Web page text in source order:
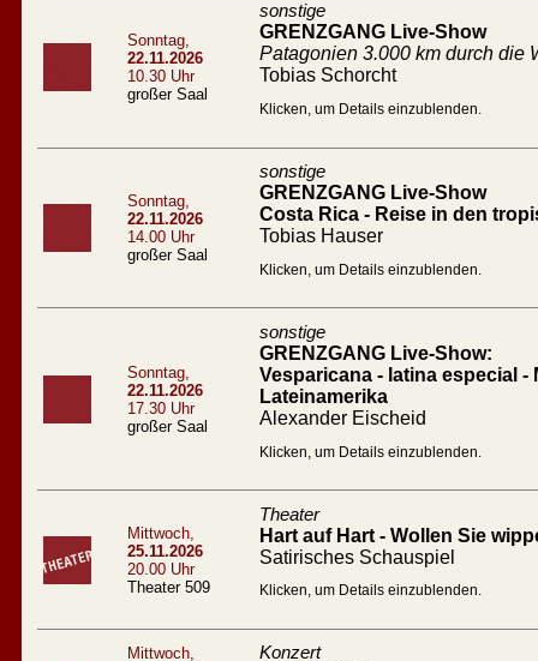
Sonntag,
22.11.2026
10.30 Uhr
großer Saal
sonstige
GRENZGANG Live-Show
Patagonien 3.000 km durch die
Tobias Schorcht
Klicken, um Details einzublenden.
Sonntag,
22.11.2026
14.00 Uhr
großer Saal
sonstige
GRENZGANG Live-Show
Costa Rica - Reise in den
Tobias Hauser
Klicken, um Details einzublenden.
Sonntag,
22.11.2026
17.30 Uhr
großer Saal
sonstige
GRENZGANG Live-Show:
Vesparicana - latina especial -
Lateinamerika
Alexander Eischeid
Klicken, um Details einzublenden.
Mittwoch,
25.11.2026
20.00 Uhr
Theater 509
Theater
Hart auf Hart - Wollen Sie
Satirisches Schauspiel
Klicken, um Details einzublenden.
Mittwoch,
Konzert